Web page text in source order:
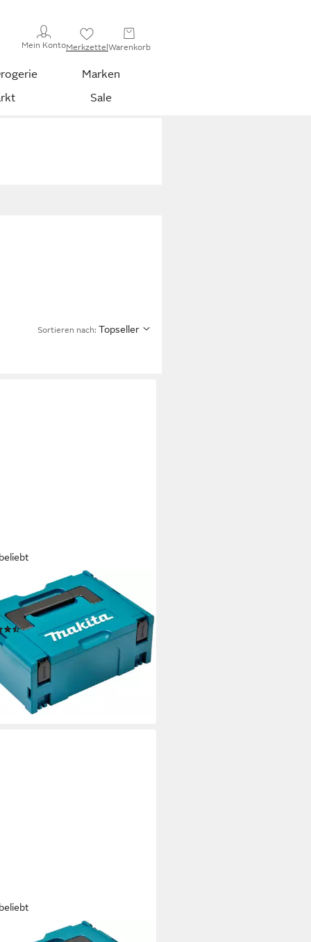
Mein KontoMerkzettelWarenkorb
Marken
Sale
Sortieren nach: Topseller
MAKPAC Gr. 2,
BxHxT: 29,5x16,3x39,5 cm
(66)
€ UVP 41,00 €
- in 1-2 Werktagen bei dir